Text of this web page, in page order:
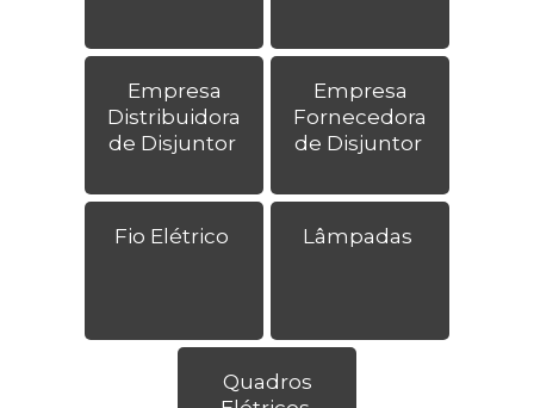
Empresa
Distribuidora
de Disjuntor
Empresa
Fornecedora
de Disjuntor
Fio Elétrico Lâmpadas
Quadros